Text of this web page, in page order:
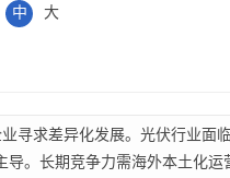
中 大
寻求差异化发展。光伏行业面
。长期竞争力需海外本土化